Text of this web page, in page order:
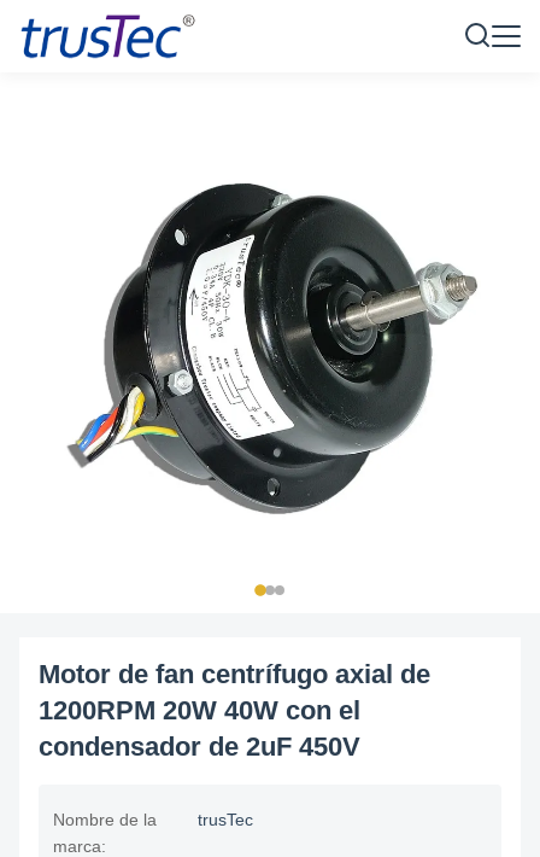
Motor de fan centrífugo axial de
1200RPM 20W 40W con el
condensador de 2uF 450V
Nombre de la
marca:
trusTec